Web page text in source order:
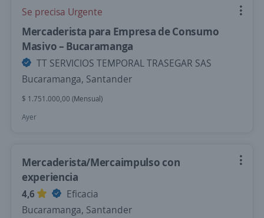
Se precisa Urgente
Mercaderista para Empresa de Consumo
Masivo – Bucaramanga
TT SERVICIOS TEMPORAL TRASEGAR SAS
Bucaramanga, Santander
$ 1.751.000,00 (Mensual)
Ayer
Mercaderista/Mercaimpulso con
experiencia
4,6
Eficacia
Bucaramanga, Santander